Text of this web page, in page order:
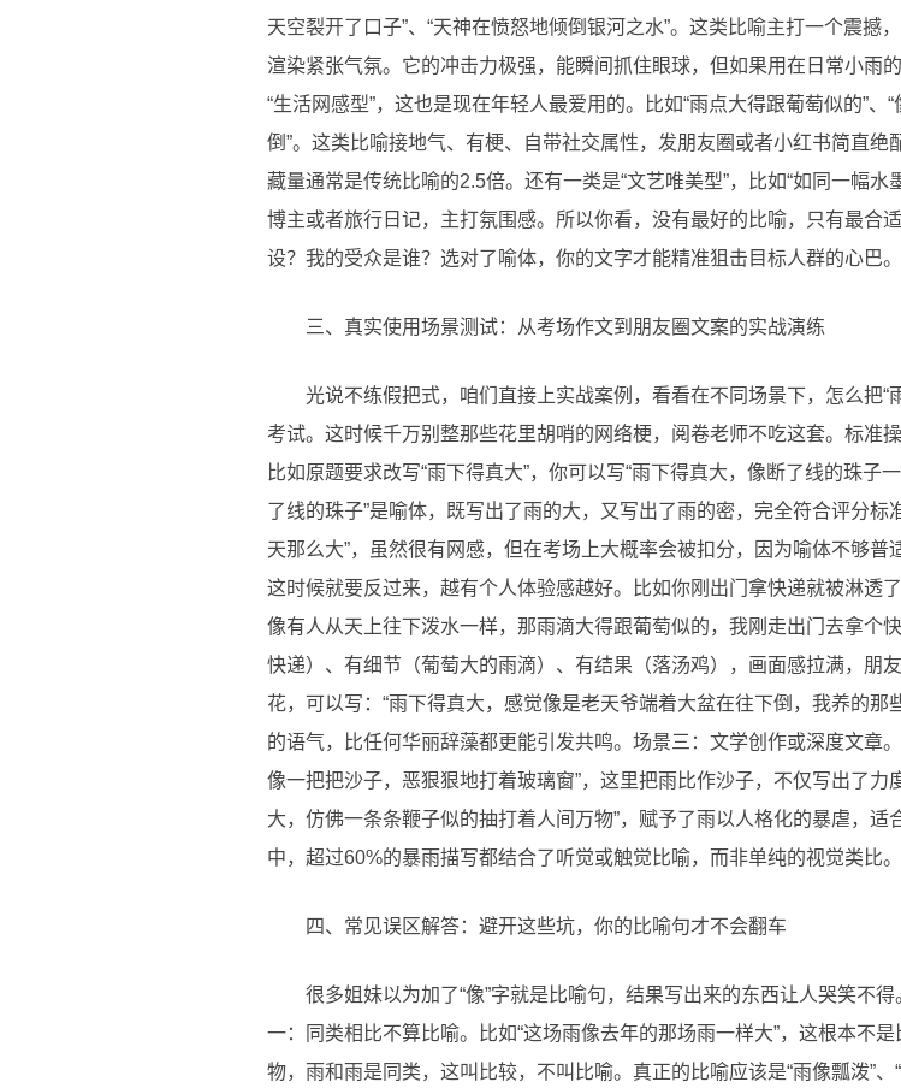
天空裂开了口子”、“天神在愤怒地倾倒银河之水”。这类比喻主打一个震
渲染紧张气氛。它的冲击力极强，能瞬间抓住眼球，但如果用在日常小雨
“生活网感型”，这也是现在年轻人最爱用的。比如“雨点大得跟葡萄似的”
倒”。这类比喻接地气、有梗、自带社交属性，发朋友圈或者小红书简直
藏量通常是传统比喻的2.5倍。还有一类是“文艺唯美型”，比如“如同一幅
博主或者旅行日记，主打氛围感。所以你看，没有最好的比喻，只有最合
设？我的受众是谁？选对了喻体，你的文字才能精准狙击目标人群的心巴。
三、真实使用场景测试：从考场作文到朋友圈文案的实战演练
光说不练假把式，咱们直接上实战案例，看看在不同场景下，怎么把
考试。这时候千万别整那些花里胡哨的网络梗，阅卷老师不吃这套。标准
比如原题要求改写“雨下得真大”，你可以写“雨下得真大，像断了线的珠子
了线的珠子”是喻体，既写出了雨的大，又写出了雨的密，完全符合评分
天那么大”，虽然很有网感，但在考场上大概率会被扣分，因为喻体不够普
这时候就要反过来，越有个人体验感越好。比如你刚出门拿快递就被淋透
像有人从天上往下泼水一样，那雨滴大得跟葡萄似的，我刚走出门去拿个
快递）、有细节（葡萄大的雨滴）、有结果（落汤鸡），画面感拉满，朋
花，可以写：“雨下得真大，感觉像是老天爷端着大盆在往下倒，我养的
的语气，比任何华丽辞藻都更能引发共鸣。场景三：文学创作或深度文章
像一把把沙子，恶狠狠地打着玻璃窗”，这里把雨比作沙子，不仅写出了
大，仿佛一条条鞭子似的抽打着人间万物”，赋予了雨以人格化的暴虐，
中，超过60%的暴雨描写都结合了听觉或触觉比喻，而非单纯的视觉类比
四、常见误区解答：避开这些坑，你的比喻句才不会翻车
很多姐妹以为加了“像”字就是比喻句，结果写出来的东西让人哭笑不
一：同类相比不算比喻。比如“这场雨像去年的那场雨一样大”，这根本不
物，雨和雨是同类，这叫比较，不叫比喻。真正的比喻应该是“雨像瓢泼”